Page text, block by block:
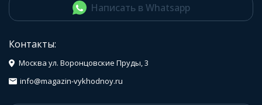
Написать в Whatsapp
Контакты:
Москва ул. Воронцовские Пруды, 3
info@magazin-vykhodnoy.ru